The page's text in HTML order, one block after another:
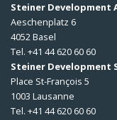
Steiner Development
Aeschenplatz 6
4052 Basel
Tel. +41 44 620 60 60
Steiner Development
Place St-François 5
1003 Lausanne
Tel. +41 44 620 60 60